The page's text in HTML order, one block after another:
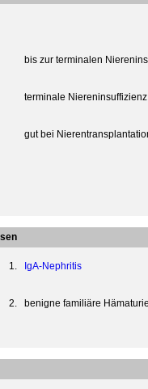
bis zur terminalen
terminale Niereninsuffizienz
gut bei
1. IgA-Nephritis
2. benigne familiäre